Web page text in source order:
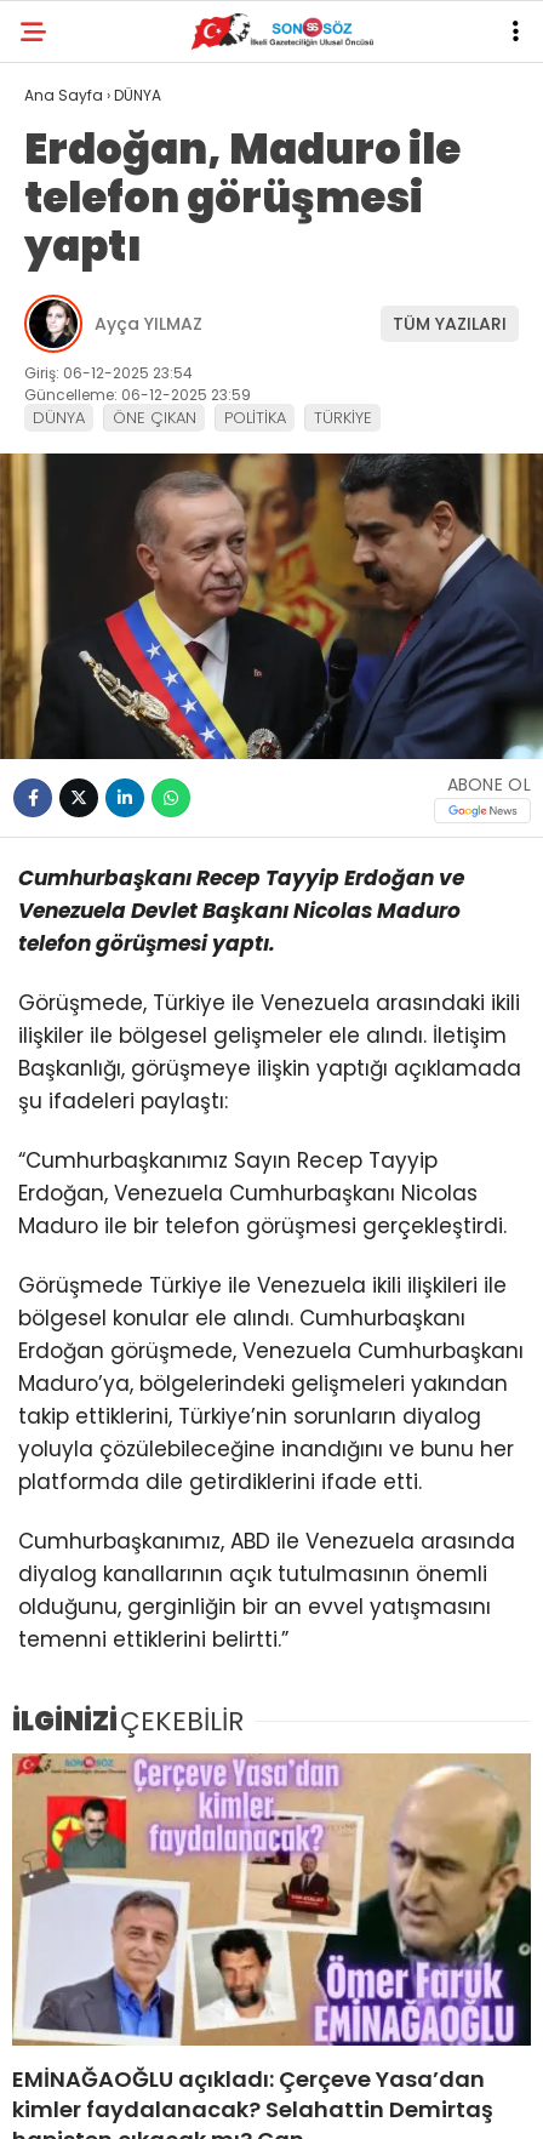
Ana Sayfa ›DÜNYA
Erdoğan, Maduro ile
telefon görüşmesi
yaptı
Ayça YILMAZ TÜM YAZILARI
Giriş: 06-12-2025 23:54
Güncelleme: 06-12-2025 23:59
DÜNYA ÖNE ÇIKAN POLİTİKA TÜRKİYE
ABONE OL
Cumhurbaşkanı Recep Tayyip Erdoğan ve
Venezuela Devlet Başkanı Nicolas Maduro
telefon görüşmesi yaptı.
Görüşmede, Türkiye ile Venezuela arasındaki ikili
ilişkiler ile bölgesel gelişmeler ele alındı. İletişim
Başkanlığı, görüşmeye ilişkin yaptığı açıklamada
şu ifadeleri paylaştı:
“Cumhurbaşkanımız Sayın Recep Tayyip
Erdoğan, Venezuela Cumhurbaşkanı Nicolas
Maduro ile bir telefon görüşmesi gerçekleştirdi.
Görüşmede Türkiye ile Venezuela ikili ilişkileri ile
bölgesel konular ele alındı. Cumhurbaşkanı
Erdoğan görüşmede, Venezuela Cumhurbaşkanı
Maduro’ya, bölgelerindeki gelişmeleri yakından
takip ettiklerini, Türkiye’nin sorunların diyalog
yoluyla çözülebileceğine inandığını ve bunu her
platformda dile getirdiklerini ifade etti.
Cumhurbaşkanımız, ABD ile Venezuela arasında
diyalog kanallarının açık tutulmasının önemli
olduğunu, gerginliğin bir an evvel yatışmasını
temenni ettiklerini belirtti.”
İLGİNİZİÇEKEBİLİR
EMİNAĞAOĞLU açıkladı: Çerçeve Yasa’dan
kimler faydalanacak? Selahattin Demirtaş